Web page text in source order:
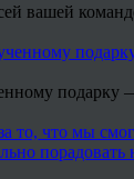
вашей
подарку